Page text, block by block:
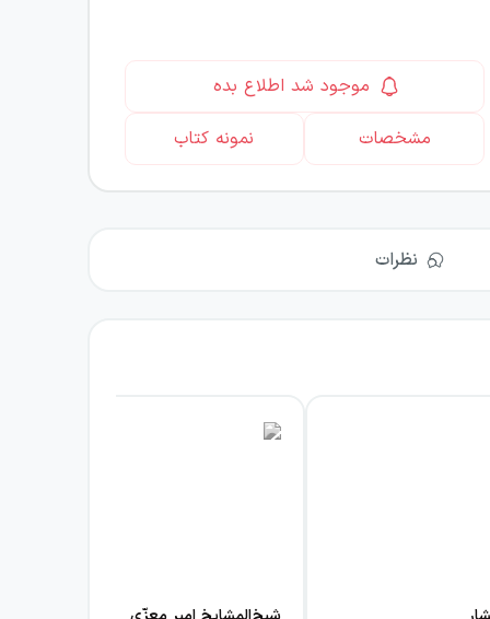
موجود شد اطلاع بده
مشخصات
نمونه کتاب
نظرات